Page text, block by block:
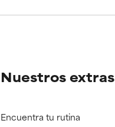
Nuestros extras
Encuentra tu rutina